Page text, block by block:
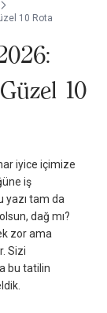
10 Rota
10
iyice içimize
iş
yazı tam da
dağ mı?
zor ama
Sizi
bu tatilin